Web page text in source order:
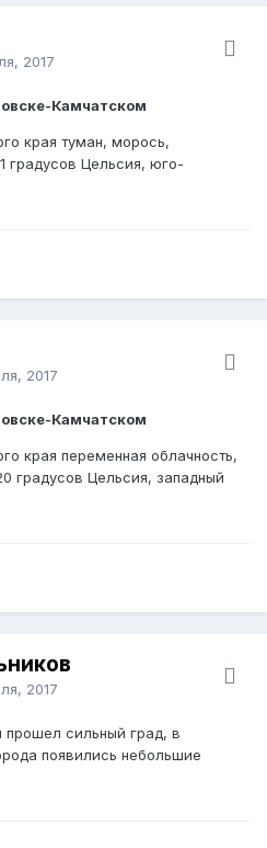
2017
Камчатском
края туман, морось,
градусов Цельсия, юго-
2017
Камчатском
края переменная облачность,
градусов Цельсия, западный
2017
прошел сильный град, в
появились небольшие